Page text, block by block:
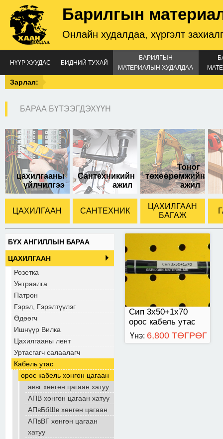
Барилгын
Онлайн худалдаа, хүргэлт
НҮҮР ХУУДАС БИДНИЙ ТУХАЙ
БАРИЛГЫН
МАТЕРИАЛЫН ХУДАЛДАА
Зарлал:
БАРАА БҮТЭЭГДЭХҮҮН
цахилгааны
үйлчилгээ
Сантехникийн
ажил
Тоног
төхөөрөмжийн
ажил
ЦАХИЛГААН САНТЕХНИК
ЦАХИЛГААН
БАГАЖ
БҮХ АНГИЛЛЫН БАРАА
ЦАХИЛГААН
Розетка
Унтраалга
Патрон
Гэрэл, Гэрэлтүүлэг
Өдөөгч
Ишнүүр Вилка
Цахилгааны лент
Уртасгагч салаалагч
Кабель утас
орос кабель хөнгөн цагаан
аввг хөнгөн цагаан хатуу
АПВ хөнгөн цагаан хатуу
АПвБбШв хөнгөн цагаан
АПвВГ хөнгөн цагаан
хатуу
Сип 3х50+1х70
орос кабель утас
захиалгын дагуу
нийлүүлнэ
Сип 3х50+1х70 орос
кабель утас
захиалгын дагуу
нийлүүлнэ
Үнэ: 6,800 ТӨГРӨГ